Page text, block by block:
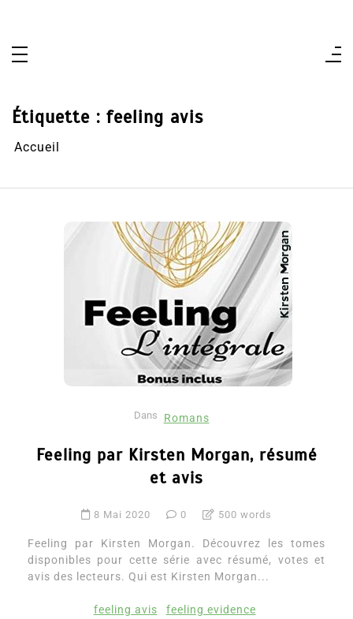
Étiquette : feeling avis
Accueil
Dans Romans
Feeling par Kirsten Morgan, résumé
et avis
8 Mai 2020 0 500 words
Feeling par Kirsten Morgan. Découvrez les tomes
disponibles pour cette série avec résumé, votes et
avis des lecteurs. Qui est Kirsten Morgan...
feeling avis
feeling evidence